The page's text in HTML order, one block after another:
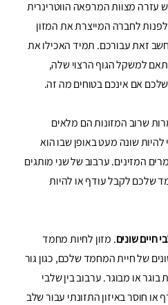
עזרה מצוות המרפאה הווטרינרית
לחברה המייצרת את המזון
זאת עבורכם. תמיד האכילו את
למשקל הגוף הרצוי שלה,
אם אינכם בטוחים מה זה.
שרוב המזונות הם מלאים
להיות שונה מעט באופן שבו הוא
המזינים. ערבוב של שני מותגים
שלכם לקבל עודף או להיות
חיים שונים. מזון לחיות מחמד
של חיית המחמד שלכם, כגון גור
או מבוגר. ערבוב בין שלבי
או חוסר באיזון התזונתי עבור שלב